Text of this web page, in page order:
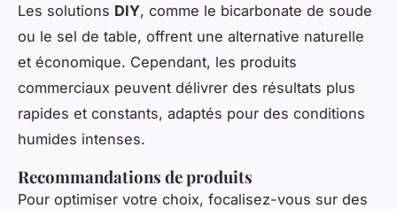
Les solutions DIY, comme le bicarbonate de soude
ou le sel de table, offrent une alternative naturelle
et économique. Cependant, les produits
commerciaux peuvent délivrer des résultats plus
rapides et constants, adaptés pour des conditions
humides intenses.
Recommandations de produits
Pour optimiser votre choix, focalisez-vous sur des